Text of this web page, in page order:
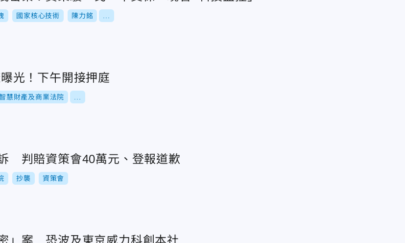
國家核心技術 陳力銘
光！下午開接押庭
慧財產及商業法院
判賠資策會40萬元、登報道歉
抄襲 資策會
」案 恐波及東京威力科創本社